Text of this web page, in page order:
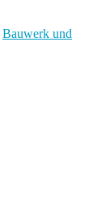
Bauwerk und